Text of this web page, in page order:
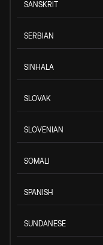
SANSKRIT
SERBIAN
SINHALA
SLOVAK
SLOVENIAN
SOMALI
SPANISH
SUNDANESE